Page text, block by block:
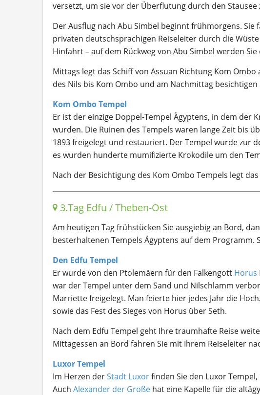
versetzt, um sie vor der Überflutung durch den Stausee
Der Ausflug nach Abu Simbel beginnt frühmorgens.
privaten deutschsprachigen Reiseleiter durch die
Hinfahrt – auf dem Rückweg von Abu Simbel werden
Mittags legt das Schiff von Assuan Richtung Kom
des Nils bis Kom Ombo und am Nachmittag
Kom Ombo Tempel
Er ist der einzige Doppel-Tempel Ägyptens, in dem der
wurden. Die Ruinen des Tempels waren lange Zeit bis
1893 freigelegt und restauriert. Der Tempel wurde zur
es wurden hunderte mumifizierte Krokodile um den
Nach der Besichtigung des Kom Ombo Tempels legt
3.Tag Edfu / Theben-Ost
Am heutigen Tag frühstücken Sie ausgiebig an Bord,
besterhaltenen Tempels Ägyptens auf dem Programm.
Den Edfu Tempel
Er wurde von den Ptolemäern für den Falkengott Horus
war der Tempel unter dem Sand und Nilschlamm
Marriette freigelegt. Man feierte hier jedes Jahr die
sowie das Fest des Sieges von Horus über Seth.
Nach dem Edfu Tempel geht Ihre traumhafte Reise
Mittagessen an Bord fahren Sie mit Ihrem Reiseleiter
Luxor Tempel
Im Herzen derStadt Luxorfinden Sie den Luxor
Auch Alexander der Große hat eine Kapelle für die